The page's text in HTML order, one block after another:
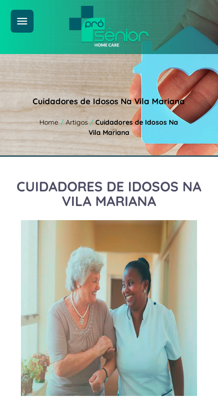
menu
Cuidadores de Idosos Na Vila Mariana
Home/Artigos /Cuidadores de Idosos Na
Vila Mariana
CUIDADORES DE IDOSOS NA
VILA MARIANA